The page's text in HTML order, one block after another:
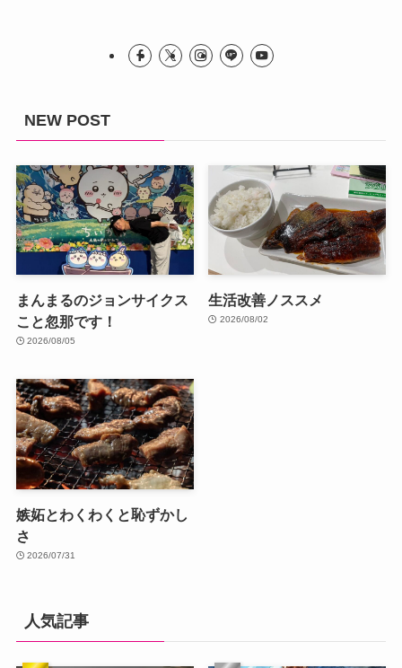
NEW POST
まんまるのジョンサイクス
こと忽那です！
2026/08/05
生活改善ノススメ
2026/08/02
嫉妬とわくわくと恥ずかし
さ
2026/07/31
人気記事